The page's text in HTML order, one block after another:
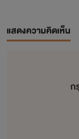
แสดงความคิดเห็น
ก